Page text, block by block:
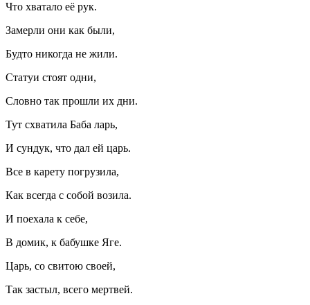
Что хватало её рук.
Замерли они как были,
Будто никогда не жили.
Статуи стоят одни,
Словно так прошли их дни.
Тут схватила Баба ларь,
И сундук, что дал ей царь.
Все в карету погрузила,
Как всегда с собой возила.
И поехала к себе,
В домик, к бабушке Яге.
Царь, со свитою своей,
Так застыл, всего мертвей.